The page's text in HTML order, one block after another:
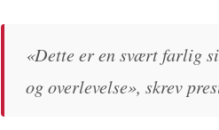
«Dette er en svært farlig
og overlevelse», skrev